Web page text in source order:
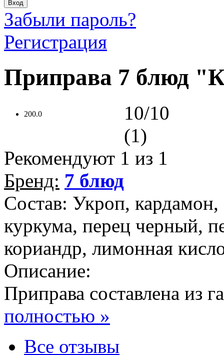
Забыли пароль?
Регистрация
Приправа 7 блюд
200.0
10/10
(1)
Рекомендуют 1 из 1
Бренд: 7 блюд
Состав: Укроп,
куркума, перец черный,
кориандр, лимонная
Описание:
Приправа составлена из
полностью »
Все отзывы